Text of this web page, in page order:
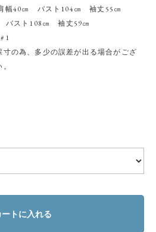
幅40㎝ バスト104㎝ 袖丈55㎝
バスト108㎝ 袖丈59㎝
の為、多少の誤差が出る場合がござ
ートに入れる